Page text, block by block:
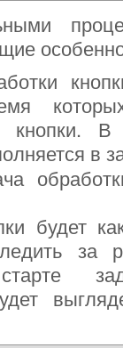
кнопки.
в
будет
за